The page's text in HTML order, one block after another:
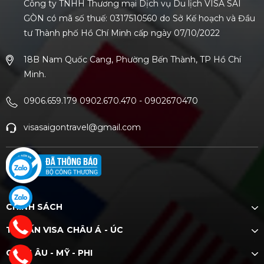
Công ty TNHH Thương mại Dịch vụ Du lịch VISA SÀI
GÒN có mã số thuế: 0317510560 do Sở Kế hoạch và Đầu
tư Thành phố Hồ Chí Minh cấp ngày 07/10/2022
18B Nam Quốc Cang, Phường Bến Thành, TP Hồ Chí
Minh.
0906.659.179 0902.670.470 - 0902670470
visasaigontravel@gmail.com
CHÍNH SÁCH
TƯ VẤN VISA CHÂU Á - ÚC
CHÂU ÂU - MỸ - PHI